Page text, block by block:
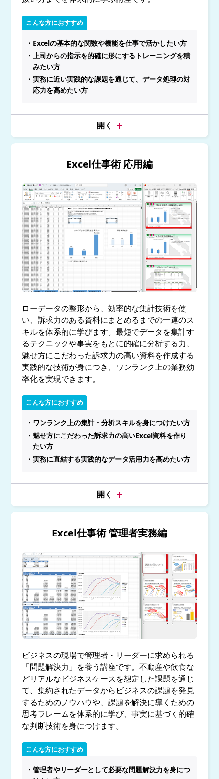
こんな方におすすめ
・Excelの基本的な関数や機能を仕事で活かしたい方
・上司からの指示を的確に形にするトレーニングを積
みたい方
・実務に近い実践的な課題を通じて、データ処理の対
応力を高めたい方
Excel仕事術 応用編
ローデータの整形から、効率的な集計技術を使
い、訴求力のある資料にまとめるまでの一連のス
キルを体系的に学びます。最短でデータを集計す
るテクニックや事実をもとに的確に分析する力、
魅せ方にこだわった訴求力の高い資料を作成する
実践的な技術が身につき、ワンランク上の業務効
率化を実現できます。
こんな方におすすめ
・ワンランク上の集計・分析スキルを身につけたい方
・魅せ方にこだわった訴求力の高いExcel資料を作り
たい方
・実務に直結する実践的なデータ活用力を高めたい方
Excel仕事術 管理者実務編
ビジネスの現場で管理者・リーダーに求められる
「問題解決力」を養う講座です。不動産や飲食な
どリアルなビジネスケースを想定した課題を通じ
て、集約されたデータからビジネスの課題を発見
するためのノウハウや、課題を解決に導くための
思考フレームを体系的に学び、事実に基づく的確
な判断技術を身につけます。
こんな方におすすめ
・管理者やリーダーとして必要な問題解決力を身につ